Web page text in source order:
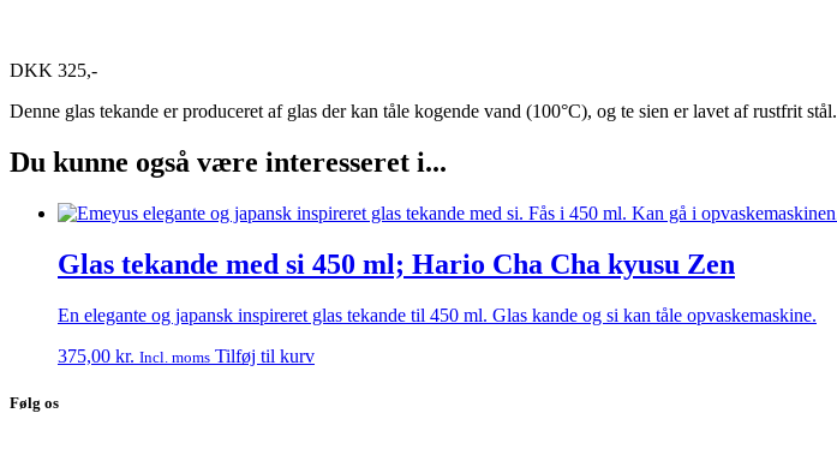
DKK 325,-
Denne glas tekande er produceret af glas der kan tåle kogende vand (100°C), og te sien er lavet af rustfrit stål.
Du kunne også være interesseret i...
Glas tekande med si 450 ml; Hario Cha Cha kyusu Zen
En elegante og japansk inspireret glas tekande til 450 ml. Glas kande og si kan tåle opvaskemaskine.
375,00 kr. Incl. moms Tilføj til kurv
Følg os